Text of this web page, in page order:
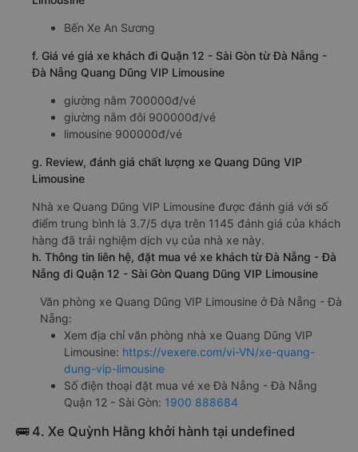
Bến Xe An Sương
f. Giá vé giá xe khách đi Quận 12 - Sài Gòn từ Đà Nẵng -
Đà Nẵng Quang Dũng VIP Limousine
giường nằm 700000đ/vé
giường nằm đôi 900000đ/vé
limousine 900000đ/vé
g. Review, đánh giá chất lượng xe Quang Dũng VIP
Limousine
Nhà xe Quang Dũng VIP Limousine được đánh giá với số
điểm trung bình là 3.7/5 dựa trên 1145 đánh giá của khách
hàng đã trải nghiệm dịch vụ của nhà xe này.
h. Thông tin liên hệ, đặt mua vé xe khách từ Đà Nẵng - Đà
Nẵng đi Quận 12 - Sài Gòn Quang Dũng VIP Limousine
Văn phòng xe Quang Dũng VIP Limousine ở Đà Nẵng - Đà
Nẵng:
Xem địa chỉ văn phòng nhà xe Quang Dũng VIP
Limousine: https://vexere.com/vi-VN/xe-quang-
dung-vip-limousine
Số điện thoại đặt mua vé xe Đà Nẵng - Đà Nẵng
Quận 12 - Sài Gòn: 1900 888684
🚌 4. Xe Quỳnh Hằng khởi hành tại undefined